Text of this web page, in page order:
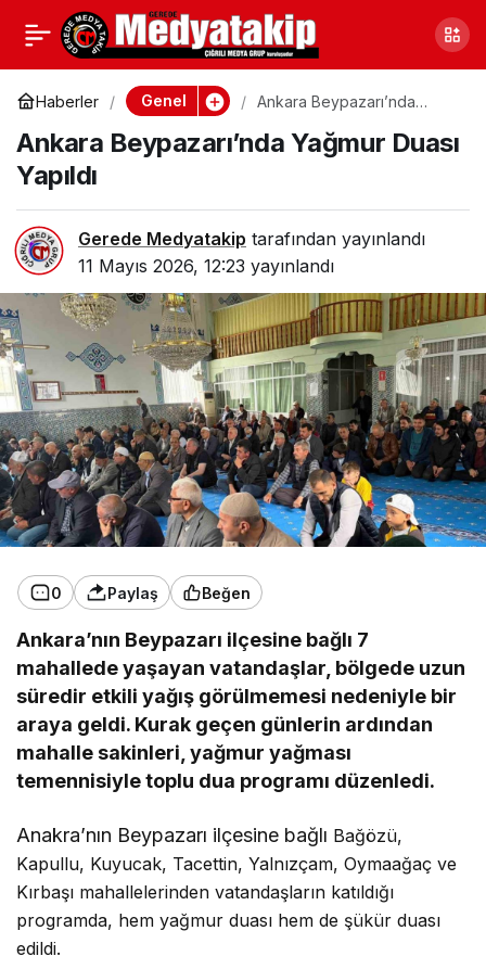
Haberler Genel
Ankara Beypazarı’nda
Ankara Beypazarı’nda Yağmur Duası
Yapıldı
Gerede Medyatakip tarafından yayınlandı
11 Mayıs 2026, 12:23 yayınlandı
0 Paylaş Beğen
Ankara’nın Beypazarı ilçesine bağlı 7
mahallede yaşayan vatandaşlar, bölgede uzun
süredir etkili yağış görülmemesi nedeniyle bir
araya geldi. Kurak geçen günlerin ardından
mahalle sakinleri, yağmur yağması
temennisiyle toplu dua programı düzenledi.
Anakra’nın Beypazarı ilçesine bağlı Bağözü,
Kapullu, Kuyucak, Tacettin, Yalnızçam, Oymaağaç ve
Kırbaşı mahallelerinden vatandaşların katıldığı
programda, hem yağmur duası hem de şükür duası
edildi.
Kocaeli’de Saklı
Hazinesi Ziyaretçilerini
Bekliyor
Paylaş